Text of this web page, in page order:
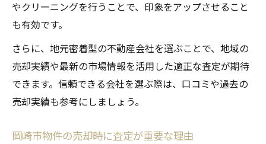
やクリーニングを行うことで、印象をアップさせること
も有効です。
さらに、地元密着型の不動産会社を選ぶことで、地域の
売却実績や最新の市場情報を活用した適正な査定が期待
できます。信頼できる会社を選ぶ際は、口コミや過去の
売却実績も参考にしましょう。
岡崎市物件の売却時に査定が重要な理由